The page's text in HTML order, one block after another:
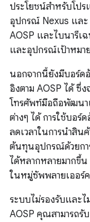
ประโยชน์สำหรับโป
อุปกรณ์ Nexus และ
AOSP และไบนารีเ
และอุปกรณ์เป้าหมา
นอกจากนี้ยังมีบอร์ด
อิงตาม AOSP ได้ ซึ่
โทรศัพท์มือถือพัฒนา
ต่างๆ ได้ การใช้บอร์
ลดเวลาในการนำสิ
ต้นทุนอุปกรณ์ด้วยกา
ได้หลากหลายมากขึ้น
ในหมู่ซัพพลายเออร์
ระบบไม่รองรับและ
AOSP คุณสามารถรั